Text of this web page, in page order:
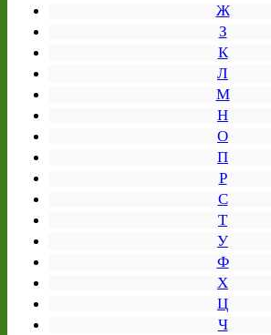
Ж
З
К
Л
М
Н
О
П
Р
С
Т
У
Ф
Х
Ц
Ч